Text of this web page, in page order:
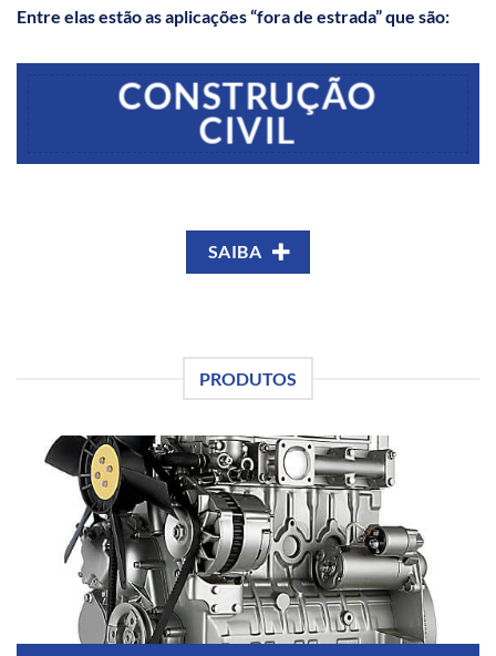
Entre elas estão as aplicações “fora de estrada” que são:
CONSTRUÇÃO
CIVIL
SAIBA
PRODUTOS